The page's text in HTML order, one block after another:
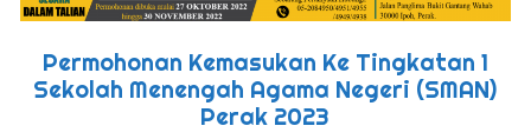
Permohonan Kemasukan Ke Tingkatan 1
Sekolah Menengah Agama Negeri (SMAN)
Perak 2023